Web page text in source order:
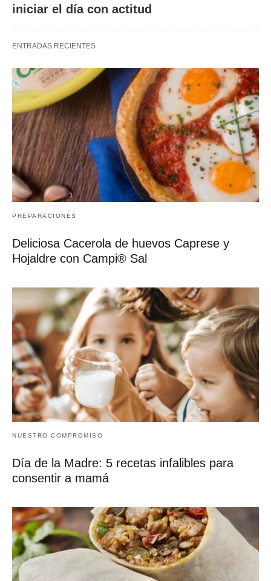
iniciar el día con actitud
ENTRADAS RECIENTES
PREPARACIONES
Deliciosa Cacerola de huevos Caprese y
Hojaldre con Campi® Sal
NUESTRO COMPROMISO
Día de la Madre: 5 recetas infalibles para
consentir a mamá